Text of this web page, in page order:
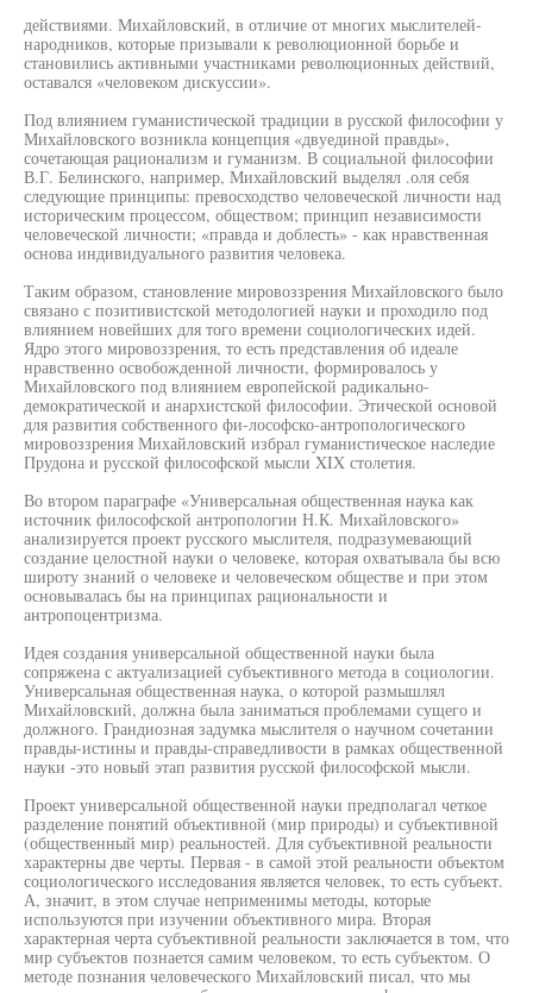
действиями. Михайловский, в отличие от многих мыслителей-
народников, которые призывали к революционной борьбе и
становились активными участниками революционных действий,
оставался «человеком дискуссии».
Под влиянием гуманистической традиции в русской философии у
Михайловского возникла концепция «двуединой правды»,
сочетающая рационализм и гуманизм. В социальной философии
В.Г. Белинского, например, Михайловский выделял .оля себя
следующие принципы: превосходство человеческой личности над
историческим процессом, обществом; принцип независимости
человеческой личности; «правда и доблесть» - как нравственная
основа индивидуального развития человека.
Таким образом, становление мировоззрения Михайловского было
связано с позитивистской методологией науки и проходило под
влиянием новейших для того времени социологических идей.
Ядро этого мировоззрения, то есть представления об идеале
нравственно освобожденной личности, формировалось у
Михайловского под влиянием европейской радикально-
демократической и анархистской философии. Этической основой
для развития собственного фи-лософско-антропологического
мировоззрения Михайловский избрал гуманистическое наследие
Прудона и русской философской мысли XIX столетия.
Во втором параграфе «Универсальная общественная наука как
источник философской антропологии Н.К. Михайловского»
анализируется проект русского мыслителя, подразумевающий
создание целостной науки о человеке, которая охватывала бы всю
широту знаний о человеке и человеческом обществе и при этом
основывалась бы на принципах рациональности и
антропоцентризма.
Идея создания универсальной общественной науки была
сопряжена с актуализацией субъективного метода в социологии.
Универсальная общественная наука, о которой размышлял
Михайловский, должна была заниматься проблемами сущего и
должного. Грандиозная задумка мыслителя о научном сочетании
правды-истины и правды-справедливости в рамках общественной
науки -это новый этап развития русской философской мысли.
Проект универсальной общественной науки предполагал четкое
разделение понятий объективной (мир природы) и субъективной
(общественный мир) реальностей. Для субъективной реальности
характерны две черты. Первая - в самой этой реальности объектом
социологического исследования является человек, то есть субъект.
А, значит, в этом случае неприменимы методы, которые
используются при изучении объективного мира. Вторая
характерная черта субъективной реальности заключается в том, что
мир субъектов познается самим человеком, то есть субъектом. О
методе познания человеческого Михайловский писал, что мы